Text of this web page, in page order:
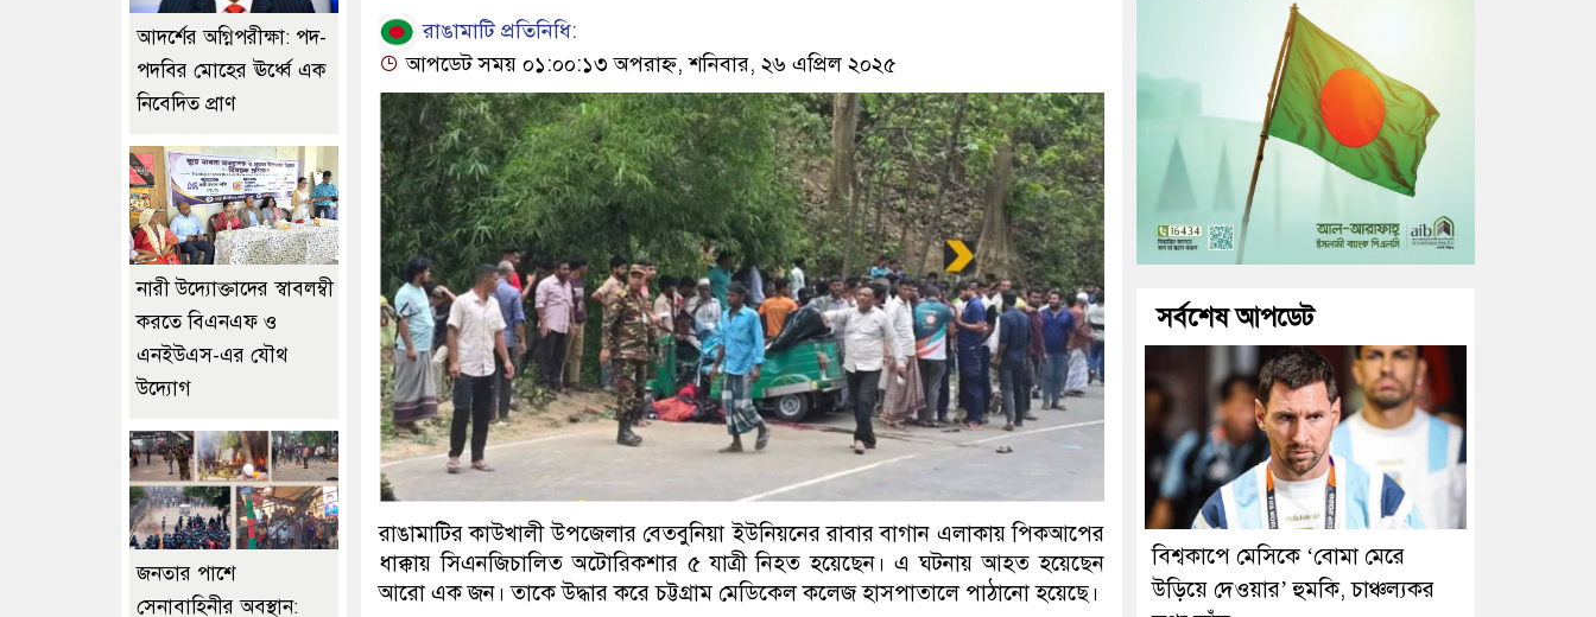
রাঙামাটি প্রতিনিধি:
আপডেট সময় ০১:০০:১৩ অপরাহ্ন, শনিবার, ২৬ এপ্রিল ২০২৫
রাঙামাটির কাউখালী উপজেলার বেতবুনিয়া ইউনিয়নের রাবার বাগান এলাকায় পিকআপের
ধাক্কায় সিএনজিচালিত অটোরিকশার ৫ যাত্রী নিহত হয়েছেন। এ ঘটনায় আহত হয়েছেন
আরো এক জন। তাকে উদ্ধার করে চট্টগ্রাম মেডিকেল কলেজ হাসপাতালে পাঠানো হয়েছে।
আদর্শের অগ্নিপরীক্ষা: পদ-
পদবির মোহের ঊর্ধ্বে এক
নিবেদিত প্রাণ
নারী উদ্যোক্তাদের স্বাবলম্বী
করতে বিএনএফ ও
এনইউএস-এর যৌথ
উদ্যোগ
জনতার পাশে
সেনাবাহিনীর অবস্থান:
সর্বশেষ আপডেট
বিশ্বকাপে মেসিকে ‘বোমা মেরে
উড়িয়ে দেওয়ার’ হুমকি, চাঞ্চল্যকর